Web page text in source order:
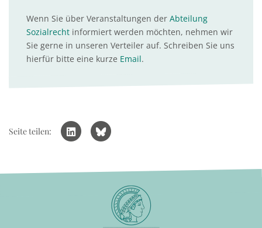
Wenn Sie über Veranstaltungen der Abteilung
Sozialrecht informiert werden möchten, nehmen wir
Sie gerne in unseren Verteiler auf. Schreiben Sie uns
hierfür bitte eine kurze Email.
Seite teilen: